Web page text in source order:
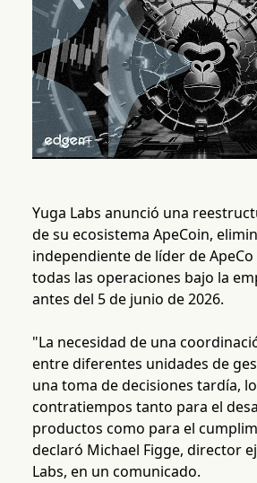
Yuga Labs anunció una
de su ecosistema ApeCoin,
independiente de líder de
todas las operaciones bajo la
antes del 5 de junio de 2026.
"La necesidad de una
entre diferentes unidades de
una toma de decisiones tardía,
contratiempos tanto para el
productos como para el
declaró Michael Figge, director
Labs, en un comunicado.